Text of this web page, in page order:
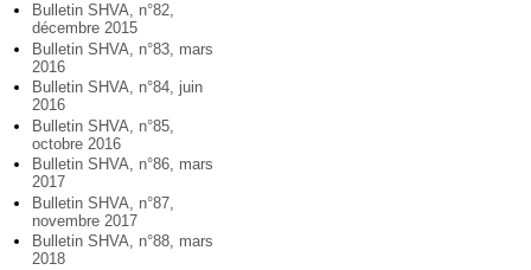
Bulletin SHVA, n°82,
décembre 2015
Bulletin SHVA, n°83, mars
2016
Bulletin SHVA, n°84, juin
2016
Bulletin SHVA, n°85,
octobre 2016
Bulletin SHVA, n°86, mars
2017
Bulletin SHVA, n°87,
novembre 2017
Bulletin SHVA, n°88, mars
2018